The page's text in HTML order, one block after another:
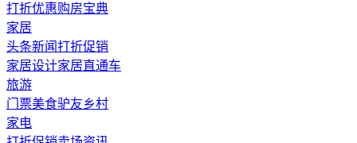
打折优惠购房宝典
家居
头条新闻打折促销
家居设计家居直通车
旅游
门票美食驴友乡村
家电